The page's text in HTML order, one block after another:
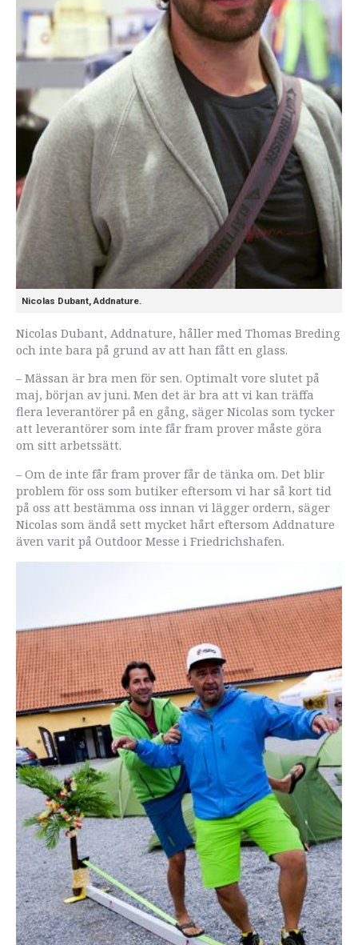
Nicolas Dubant, Addnature.
Nicolas Dubant, Addnature, håller med Thomas Breding
och inte bara på grund av att han fått en glass.
– Mässan är bra men för sen. Optimalt vore slutet på
maj, början av juni. Men det är bra att vi kan träffa
flera leverantörer på en gång, säger Nicolas som tycker
att leverantörer som inte får fram prover måste göra
om sitt arbetssätt.
– Om de inte får fram prover får de tänka om. Det blir
problem för oss som butiker eftersom vi har så kort tid
på oss att bestämma oss innan vi lägger ordern, säger
Nicolas som ändå sett mycket hårt eftersom Addnature
även varit på Outdoor Messe i Friedrichshafen.